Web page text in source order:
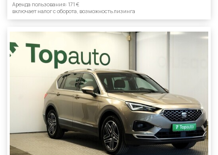
Aренда пользования: 171 €
включает налог с оборотa, возможность лизинга